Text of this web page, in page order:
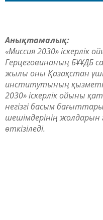
Анықтамалық:
«Миссия 2030»іскерлік
Герцеговинаның БҰҰДБ
жылы оны Қазақстан
институтының
2030»іскерлік ойыны
негізгі басым
шешімдерінің жолдарын
өткізіледі.